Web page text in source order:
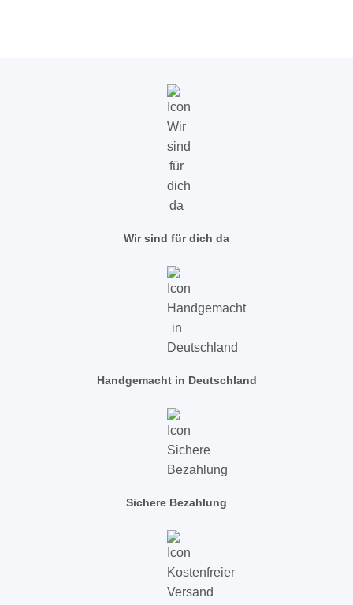
Wir sind für dich da
Handgemacht in Deutschland
Sichere Bezahlung